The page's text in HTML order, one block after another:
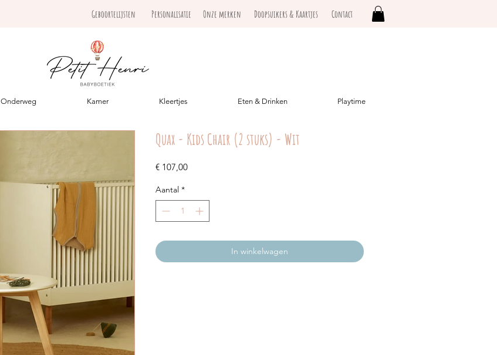
Geboortelijsten Doopsuikers & Kaartjes Contact
Onze merken
Personalisatie
Onderweg Kamer Kleertjes Eten & Drinken Playtime
Quax - Kids Chair (2 stuks) - Wit
€ 107,00Prijs
Aantal *
In winkelwagen